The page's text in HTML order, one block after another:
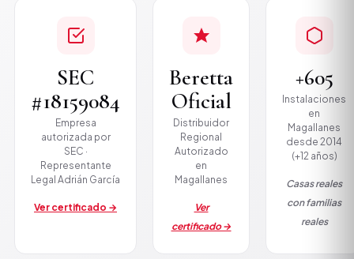
SEC
#18159084
Empresa
autorizada por
SEC ·
Representante
Legal Adrián García
Ver certificado →
Beretta
Oficial
Distribuidor
Regional
Autorizado
en
Magallanes
Ver
certificado →
+605
Instalaciones
en
Magallanes
desde 2014
(+12 años)
Casas reales
con familias
reales